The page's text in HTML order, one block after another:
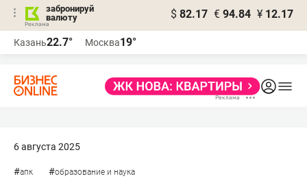
забронируй
валюту
$ 82.17 € 94.84 ¥ 12.17
Казань22.7° Москва19°
6 августа 2025
#апк #образование и наука